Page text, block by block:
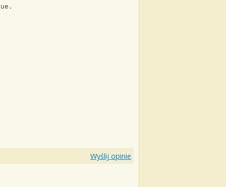
Wyślij opinie